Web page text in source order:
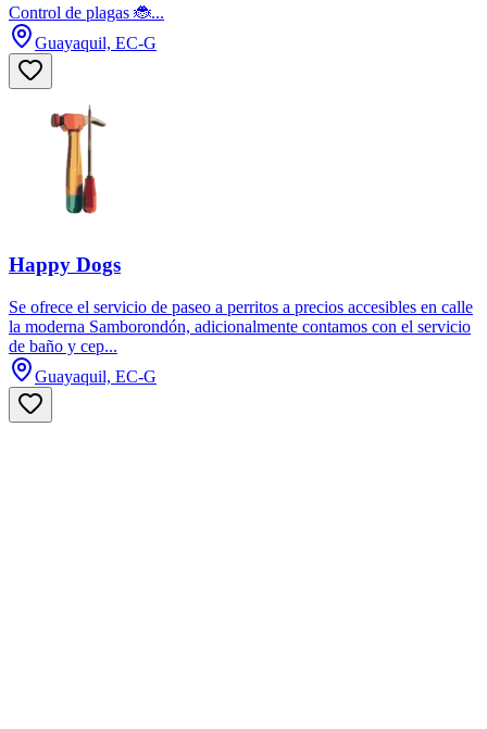
Control de plagas 🐞...
Guayaquil, EC-G
Happy Dogs
Se ofrece el servicio de paseo a perritos a precios accesibles en calle
la moderna Samborondón, adicionalmente contamos con el servicio
de baño y cep...
Guayaquil, EC-G